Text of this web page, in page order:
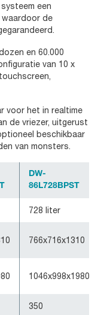
een
waardoor de
en 60.000
van 10 x
voor het in realtime
de vriezer, uitgerust
beschikbaar
van monsters.
DW-
86L728BPST
728 liter
766x716x1310
1046x998x1980
350